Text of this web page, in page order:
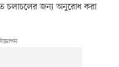
চলাচলের জন্য অনুরোধ করা